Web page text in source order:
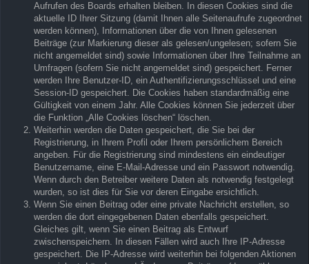
Aufrufen des Boards erhalten bleiben. In diesen Cookies sind die
aktuelle ID Ihrer Sitzung (damit Ihnen alle Seitenaufrufe zugeordnet
werden können), Informationen über die von Ihnen gelesenen
Beiträge (zur Markierung dieser als gelesen/ungelesen; sofern Sie
nicht angemeldet sind) sowie Informationen über Ihre Teilnahme an
Umfragen (sofern Sie nicht angemeldet sind) gespeichert. Ferner
werden Ihre Benutzer-ID, ein Authentifizierungsschlüssel und eine
Session-ID gespeichert. Die Cookies haben standardmäßig eine
Gültigkeit von einem Jahr. Alle Cookies können Sie jederzeit über
die Funktion „Alle Cookies löschen“ löschen.
Weiterhin werden die Daten gespeichert, die Sie bei der
Registrierung, in Ihrem Profil oder Ihrem persönlichem Bereich
angeben. Für die Registrierung sind mindestens ein eindeutiger
Benutzername, eine E-Mail-Adresse und ein Passwort notwendig.
Wenn durch den Betreiber weitere Daten als notwendig festgelegt
wurden, so ist dies für Sie vor deren Eingabe ersichtlich.
Wenn Sie einen Beitrag oder eine private Nachricht erstellen, so
werden die dort eingegebenen Daten ebenfalls gespeichert.
Gleiches gilt, wenn Sie einen Beitrag als Entwurf
zwischenspeichern. In diesen Fällen wird auch Ihre IP-Adresse
gespeichert. Die IP-Adresse wird weiterhin bei folgenden Aktionen